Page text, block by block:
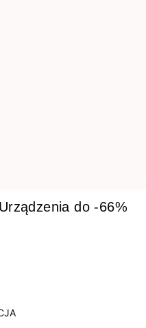
Urządzenia do -66%